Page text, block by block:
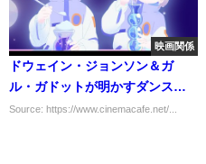
映画関係
ドウェイン・ジョンソン＆ガ
ル・ガドットが明かすダンスシ
ーンの秘密とは？『レッド・ノ
Source: https://www.cinemacafe.net/...